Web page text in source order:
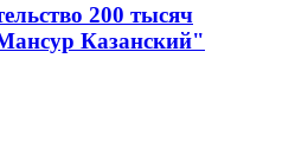
200 тысяч
Казанский"